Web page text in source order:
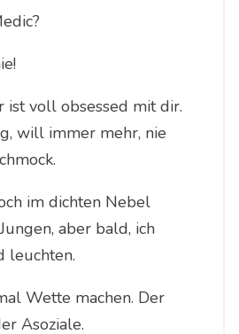
ist voll obsessed mit dir.
will immer mehr, nie
im dichten Nebel
aber bald, ich
leuchten.
Wette machen. Der
Asoziale.